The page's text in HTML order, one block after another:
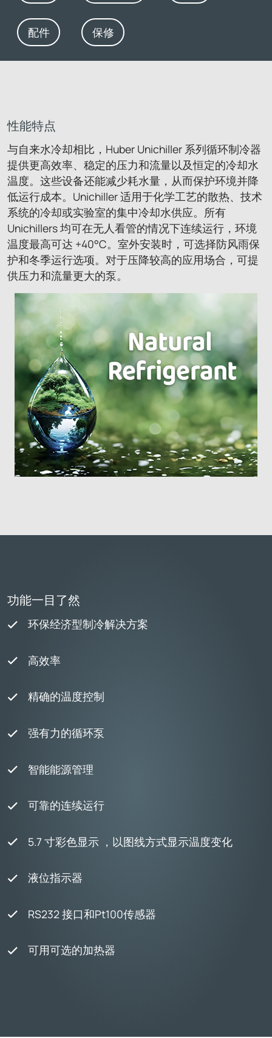
配件 保修
性能特点
与自来水冷却相比，Huber Unichiller 系列循环制冷器
提供更高效率、稳定的压力和流量以及恒定的冷却水
温度。这些设备还能减少耗水量，从而保护环境并降
低运行成本。Unichiller 适用于化学工艺的散热、技术
系统的冷却或实验室的集中冷却水供应。所有
Unichillers 均可在无人看管的情况下连续运行，环境
温度最高可达 +40°C。室外安装时，可选择防风雨保
护和冬季运行选项。对于压降较高的应用场合，可提
供压力和流量更大的泵。
功能一目了然
环保经济型制冷解决方案
高效率
精确的温度控制
强有力的循环泵
智能能源管理
可靠的连续运行
5.7 寸彩色显示 ，以图线方式显示温度变化
液位指示器
RS232 接口和Pt100传感器
可用可选的加热器